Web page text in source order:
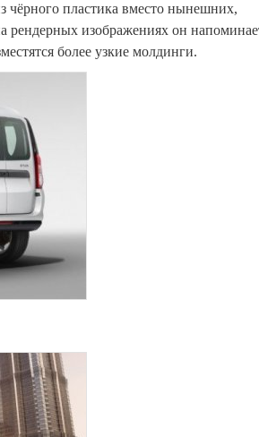
чёрного пластика вместо нынешних,
рендерных изображениях он
более узкие молдинги.